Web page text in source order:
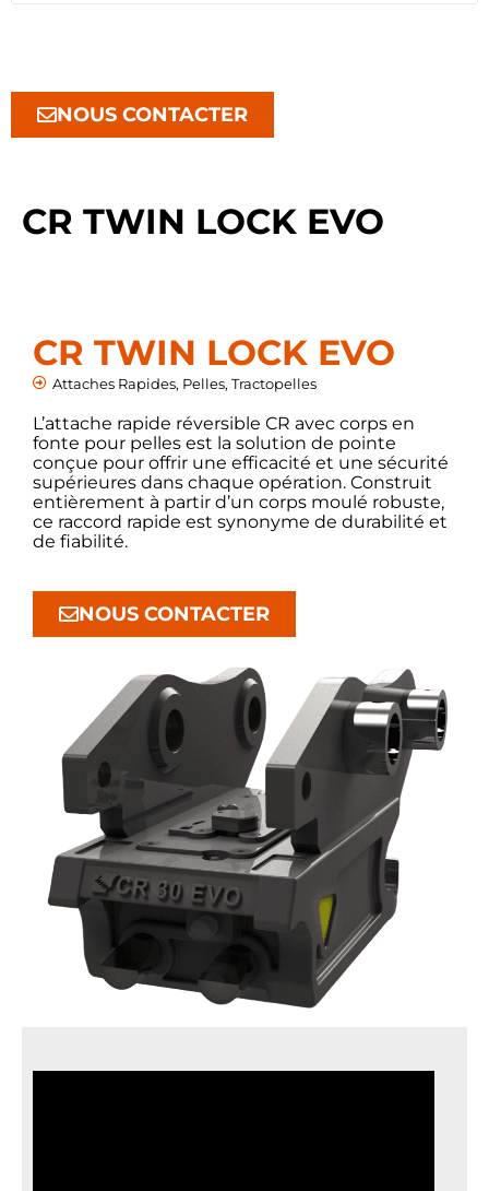
NOUS CONTACTER
CR TWIN LOCK EVO
CR TWIN LOCK EVO
Attaches Rapides, Pelles, Tractopelles
L’attache rapide réversible CR avec corps en
fonte pour pelles est la solution de pointe
conçue pour offrir une efficacité et une sécurité
supérieures dans chaque opération. Construit
entièrement à partir d’un corps moulé robuste,
ce raccord rapide est synonyme de durabilité et
de fiabilité.
NOUS CONTACTER